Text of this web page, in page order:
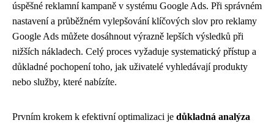
úspěšné reklamní kampaně v systému Google Ads. Při správném
nastavení a průběžném vylepšování klíčových slov pro reklamy
Google Ads můžete dosáhnout výrazně lepších výsledků při
nižších nákladech. Celý proces vyžaduje systematický přístup a
důkladné pochopení toho, jak uživatelé vyhledávají produkty
nebo služby, které nabízíte.
Prvním krokem k efektivní optimalizaci je důkladná analýza